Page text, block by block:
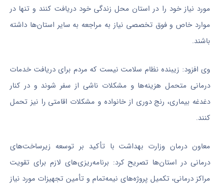
مورد نیاز خود را در استان محل زندگی خود دریافت کنند و تنها در
موارد خاص و فوق تخصصی نیاز به مراجعه به سایر استان‌ها داشته
باشند.
وی افزود: زیبنده نظام سلامت نیست که مردم برای دریافت خدمات
درمانی متحمل هزینه‌ها و مشکلات ناشی از سفر شوند و در کنار
دغدغه بیماری، رنج دوری از خانواده و مشکلات اقامتی را نیز تحمل
کنند.
معاون درمان وزارت بهداشت با تأکید بر توسعه زیرساخت‌های
درمانی در استان‌ها تصریح کرد: برنامه‌ریزی‌های لازم برای تقویت
مراکز درمانی، تکمیل پروژه‌های نیمه‌تمام و تأمین تجهیزات مورد نیاز